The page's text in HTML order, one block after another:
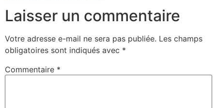
Laisser un commentaire
Votre adresse e-mail ne sera pas publiée. Les champs
obligatoires sont indiqués avec *
Commentaire *